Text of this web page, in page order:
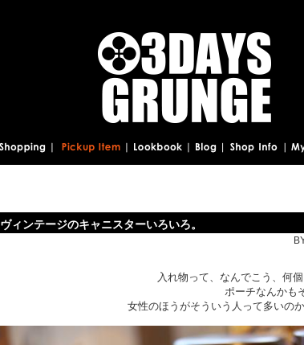
ヴィンテージのキャニスターいろいろ。
入れ物って、なんでこう、何個
ポーチなんかも
女性のほうがそういう人って多いの